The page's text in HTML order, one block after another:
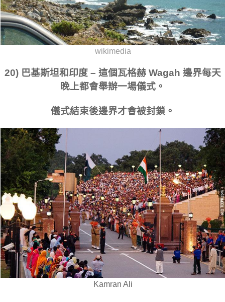
wikimedia
20) 巴基斯坦和印度 – 這個瓦格赫 Wagah 邊界每天
晚上都會舉辦一場儀式。
儀式結束後邊界才會被封鎖。
Kamran Ali